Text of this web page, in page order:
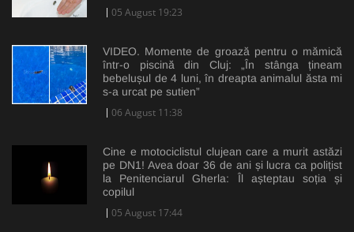
05 August 19:23
VIDEO. Momente de groază pentru o mămică
într-o piscină din Cluj: „În stânga țineam
bebelușul de 4 luni, în dreapta animalul ăsta mi
s-a urcat pe sutien”
06 August 11:38
Cine e motociclistul clujean care a murit astăzi
pe DN1! Avea doar 36 de ani și lucra ca polițist
la Penitenciarul Gherla: Îl așteptau soția și
copilul
05 August 17:44